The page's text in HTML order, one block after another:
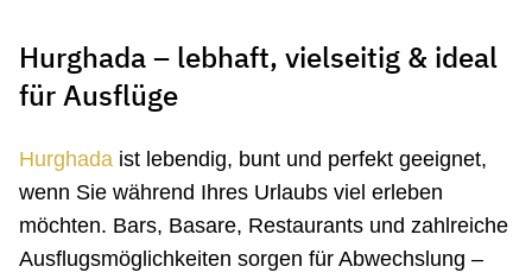
Hurghada – lebhaft, vielseitig & ideal
für Ausflüge
Hurghada ist lebendig, bunt und perfekt geeignet,
wenn Sie während Ihres Urlaubs viel erleben
möchten. Bars, Basare, Restaurants und zahlreiche
Ausflugsmöglichkeiten sorgen für Abwechslung –